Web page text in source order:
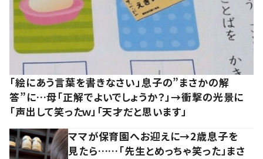
「絵にあう言葉を書きなさい」息子の”まさかの解
答”に…母「正解でよいでしょうか？」→衝撃の光景に
「声出して笑ったｗ」「天才だと思います」
ママが保育園へお迎えに→2歳息子を
見たら……「先生とめっちゃ笑った」まさ